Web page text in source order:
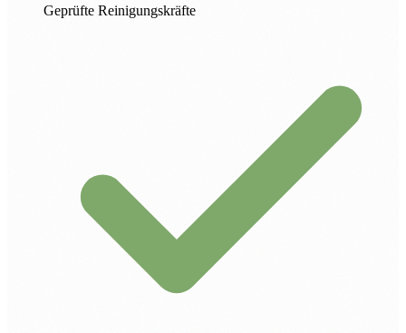
Geprüfte Reinigungskräfte